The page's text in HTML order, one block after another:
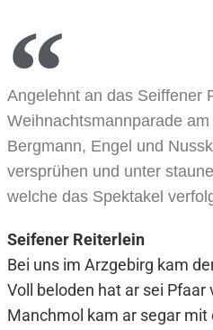
Angelehnt an das Seiffener
Weihnachtsmannparade
Bergmann, Engel und
versprühen und unter
welche das Spektakel
Seifener Reiterlein
Bei uns im Arzgebirg kam
Voll beloden hat ar sei
Manchmol kam ar segar